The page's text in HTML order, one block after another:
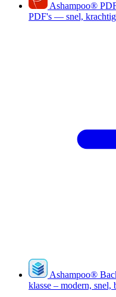
Ashampoo®
PDF's — snel,
Ashampoo®
klasse – modern, snel,